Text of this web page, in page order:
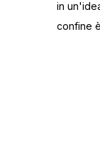
in
confine